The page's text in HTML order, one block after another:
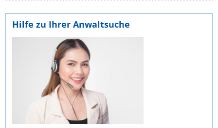
Hilfe zu Ihrer Anwaltsuche